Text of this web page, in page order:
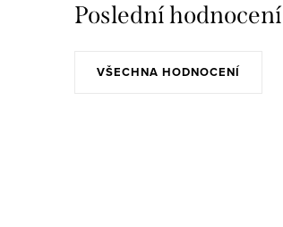
Poslední hodnocení
VŠECHNA HODNOCENÍ